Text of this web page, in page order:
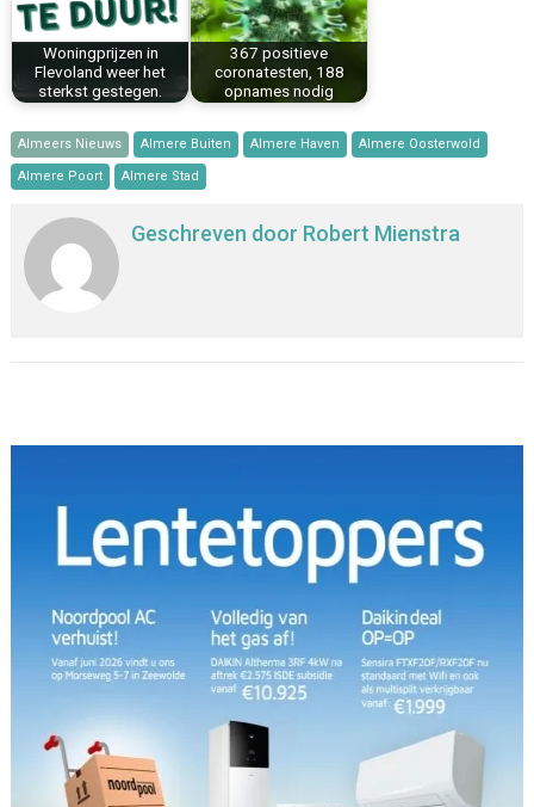
Woningprijzen in
Flevoland weer het
sterkst gestegen.
367 positieve
coronatesten, 188
opnames nodig
Almeers Nieuws Almere Buiten Almere Haven Almere Oosterwold
Almere Poort Almere Stad
Geschreven door Robert Mienstra